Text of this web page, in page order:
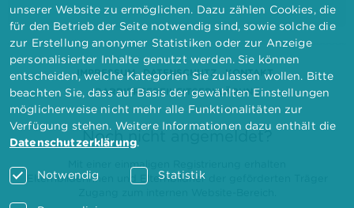
IMPRESSUM DATENSCHUTZ
KONTAKT
BARRIEREFREIHEITSERKLÄRUNG
Noch nicht angemeldet?
Mit einer einmaligen Registrierung erhalten
Elternbilderinnen und Elternbildner der geförderten Träger
unserer Website zu ermöglichen. Dazu zählen Cookies, die
für den Betrieb der Seite notwendig sind, sowie solche die
zur Erstellung anonymer Statistiken oder zur Anzeige
personalisierter Inhalte genutzt werden. Sie können
entscheiden, welche Kategorien Sie zulassen wollen. Bitte
beachten Sie, dass auf Basis der gewählten Einstellungen
möglicherweise nicht mehr alle Funktionalitäten zur
Verfügung stehen. Weitere Informationen dazu enthält die
Datenschutzerklärung.
Notwendig Statistik